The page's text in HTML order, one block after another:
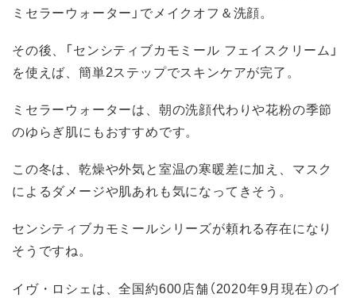
ミセラーウォーター」でメイクオフ＆洗顔。
その後、「センシティブカモミール フェイスクリーム」
を使えば、簡単2ステップでスキンケアが完了。
ミセラーウォーターは、朝の洗顔代わりや花粉の季節
のゆらぎ肌にもおすすめです。
この冬は、乾燥や外気と室温の寒暖差に加え、マスク
によるダメージや肌あれも気になってきそう。
センシティブカモミールシリーズが頼れる存在になり
そうですね。
イヴ・ロシェは、全国約600店舗（2020年9月現在）のイ